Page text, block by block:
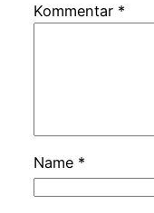
Kommentar *
Name *